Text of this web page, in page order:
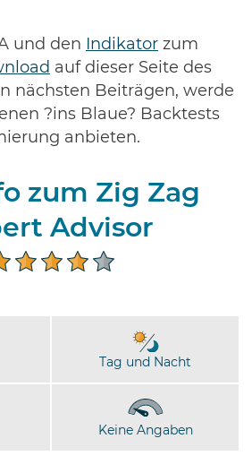
und den Indikator zum
auf dieser Seite des
nächsten Beiträgen, werde
?ins Blaue? Backtests
anbieten.
zum Zig Zag
Advisor
Tag und Nacht
Keine Angaben